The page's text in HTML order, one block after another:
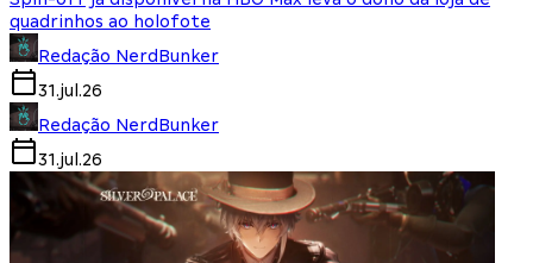
quadrinhos ao holofote
Redação NerdBunker
31.jul.26
Redação NerdBunker
31.jul.26